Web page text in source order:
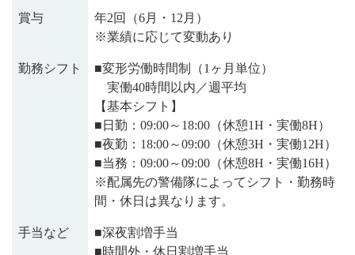
賞与
年2回（6月・12月）
※業績に応じて変動あり
勤務シフト
■変形労働時間制（1ヶ月単位）
実働40時間以内／週平均
【基本シフト】
■日勤：09:00～18:00（休憩1H・実働8H）
■夜勤：18:00～09:00（休憩3H・実働12H）
■当務：09:00～09:00（休憩8H・実働16H）
※配属先の警備隊によってシフト・勤務時
間・休日は異なります。
手当など
■深夜割増手当
■時間外・休日割増手当